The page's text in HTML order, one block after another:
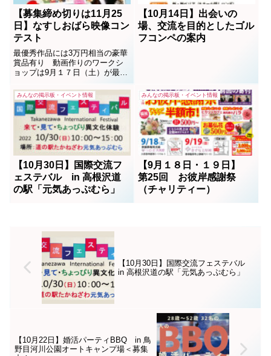
【募集締め切りは11月25
日】なすしおばら映像コン
テスト
最優秀作品には3万円相当の豪華
賞品有り 動画作りのワークシ
ョップは9月１７日（土）が最終
【10月14日】出会いの
場、交流を目的としたゴル
フコンペの案内
みんなの掲示板・イベント情報
【10月30日】国際交流フ
ェステバル in 高根沢道
の駅「元気あっぷむら」
みんなの掲示板・イベント情報
【9月１８日・１９日】
第25回 お彼岸感謝祭
（チャリティー）
【10月30日】国際交流フェステバル
in 高根沢道の駅「元気あっぷむら」
【10月22日】婚活パーティBBQ in 鳥
野目河川公園オートキャンプ場＜募集